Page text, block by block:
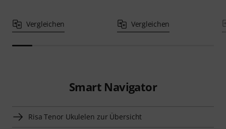
Vergleichen Vergleichen
Smart Navigator
Risa Tenor Ukulelen zur Übersicht